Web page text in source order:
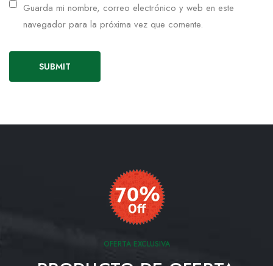
Guarda mi nombre, correo electrónico y web en este
navegador para la próxima vez que comente.
OFERTA EXCLUSIVA